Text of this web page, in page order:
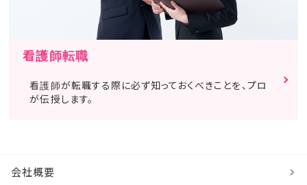
看護師転職
看護師が転職する際に必ず知っておくべきことを、プロ
が伝授します。
会社概要